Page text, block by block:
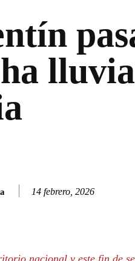
14 febrero, 2026
nacional y este fin de